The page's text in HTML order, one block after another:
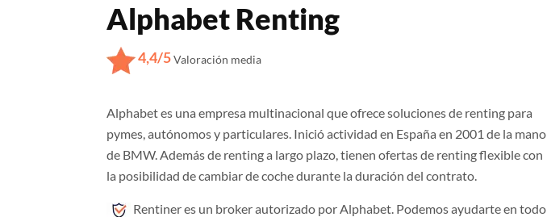
Alphabet Renting
4,4/5Valoración media
Alphabet es una empresa multinacional que ofrece soluciones de renting para
pymes, autónomos y particulares. Inició actividad en España en 2001 de la mano
de BMW. Además de renting a largo plazo, tienen ofertas de renting flexible con
la posibilidad de cambiar de coche durante la duración del contrato.
Rentiner es un broker autorizado por Alphabet. Podemos ayudarte en todo